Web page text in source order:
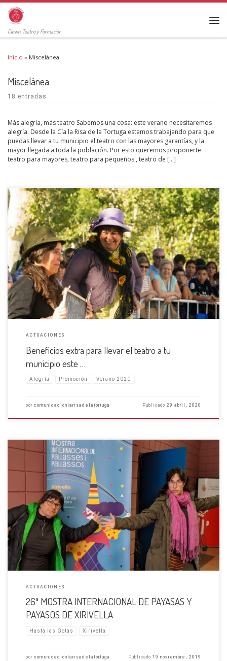
Clown, Teatro y Formación
Inicio » Miscelánea
Miscelánea
18 entradas
Más alegría, más teatro Sabemos una cosa: este verano necesitaremos
alegría. Desde la Cía la Risa de la Tortuga estamos trabajando para que
puedas llevar a tu municipio el teatro con las mayores garantías, y la
mayor llegada a toda la población. Por esto queremos proponerte
teatro para mayores, teatro para pequeños , teatro de […]
Más alegría, más teatro Sabemos una cosa: este verano necesitaremos
alegría. Desde la Cía la Risa de la Tortuga estamos trabajando para que
puedas llevar a tu municipio el teatro con las mayores garantías, y la
mayor llegada a toda […]
ACTUACIONES
Beneficios extra para llevar el teatro a tu
municipio este …
Alegría Promoción Verano 2020
por comunicacionlarisadelatortuga Publicado29 abril, 2020
LA MOSTRA MÁS FEMENINA, CON UN CARTEL DE LUJO Estamos muy
contentas de haber participado en esta 26a edición de la “Mostra
Internacional de Pallases y Pallasos de Xirivella”. No sólo porque volver a
Xirivella siempre es un placer, que […]
ACTUACIONES
26ª MOSTRA INTERNACIONAL DE PAYASAS Y
PAYASOS DE XIRIVELLA
Hasta las Gotas Xirivella
por comunicacionlarisadelatortuga Publicado19 noviembre, 2019